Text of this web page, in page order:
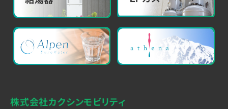
株式会社カクシンモビリティ